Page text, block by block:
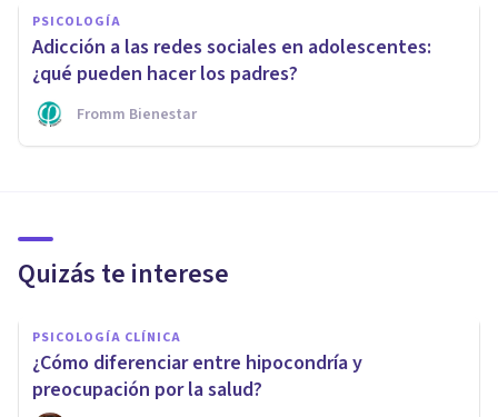
PSICOLOGÍA
Adicción a las redes sociales en adolescentes:
¿qué pueden hacer los padres?
Fromm Bienestar
Quizás te interese
PSICOLOGÍA CLÍNICA
¿Cómo diferenciar entre hipocondría y
preocupación por la salud?